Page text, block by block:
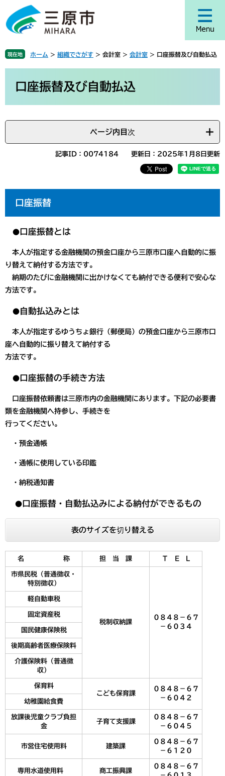
ジ
頭
で
ュ
飛
ば
へ
現在地 ホーム > 組織でさがす > 会計室 > 会計室 > 口座振替及び自動払込
口座振替及び自動払込
ページ内目次
記事ID：0074184 更新日：2025年1月8日更新
口座振替
●口座振替とは
本人が指定する金融機関の預金口座から三原市口座へ自動的に振
り替えて納付する方法です。
納期のたびに金融機関に出かけなくても納付できる便利で安心な
方法です。
●自動払込みとは
本人が指定するゆうちょ銀行（郵便局）の預金口座から三原市口
座へ自動的に振り替えて納付する
方法です。
●口座振替の手続き方法
口座振替依頼書は三原市内の金融機関にあります。下記の必要書
類を金融機関へ持参し、手続きを
行ってください。
・預金通帳
・通帳に使用している印鑑
・納税通知書
●口座振替・自動払込みによる納付ができるもの
表のサイズを切り替える
名 称 担 当 課 Ｔ E L
市県民税（普通徴収・
特別徴収）
税制収納課
０８４８－６７
－６０３４
軽自動車税
固定資産税
国民健康保険税
後期高齢者医療保険料
介護保険料（普通徴
収）
保育料
こども保育課
０８４８－６７
－６０４２
幼稚園給食費
放課後児童クラブ負担
金
子育て支援課
０８４８－６７
－６０４５
市営住宅使用料 建築課
０８４８－６７
－６１２０
専用水道使用料 商工振興課
０８４８－６７